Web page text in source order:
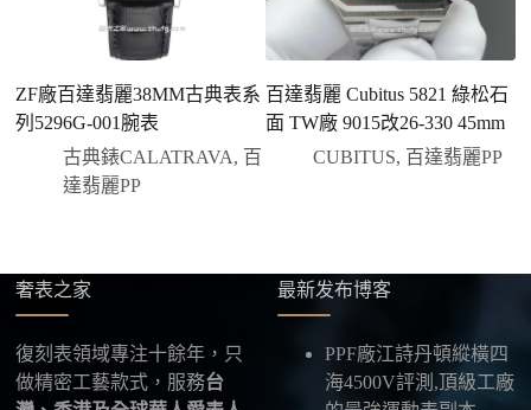
三、安排付款方式
您可以選擇先付少量訂金預留貨品，餘款在出貨
前或收到實拍照片後再支付；也可以一次性全額
付款，我們會在原有價格基礎上盡量幫您爭取更
優惠的方案。部分地區可協助安排較安全的到付
方式，具體以當下說明為準。
四、填寫收件資料與出貨
供最新物流資訊與查件連結。
五、海外寄送說明
本店支援寄送至香港、澳門、台灣、欧美以及其他海
外地區，運費會依照目的地與物流方案另行報價，客
ZF廠百達翡麗38MM古典表系
列5296G-001腕表
古典錶CALATRAVA, 百
達翡麗PP
百達翡麗 Cubitus 5821 綠松石
面 TW廠 9015改26-330 45mm
CUBITUS, 百達翡麗PP
奢表之家
復刻表領域專注十餘年，只
做精密工藝款式，服務台
最新发布博客
PPF廠江詩丹頓縱橫四
海4500V評測,頂級工廠